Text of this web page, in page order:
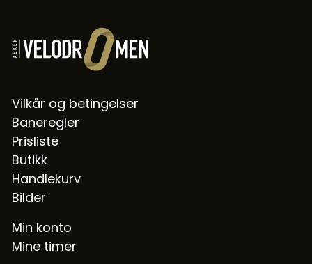
Vilkår og betingelser
Baneregler
Prisliste
Butikk
Handlekurv
Bilder
Min konto
Mine timer